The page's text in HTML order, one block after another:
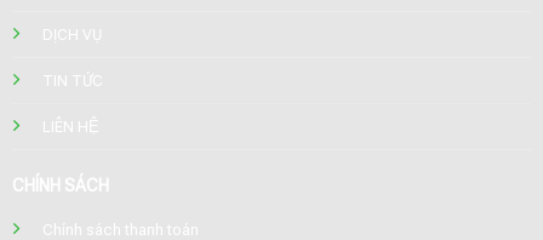
DỊCH VỤ
TIN TỨC
LIÊN HỆ
CHÍNH SÁCH
Chính sách thanh toán